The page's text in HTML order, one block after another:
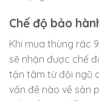
Chế độ bảo
Khi mua thùng rác
sẽ nhận được chế
tận tâm từ đội ngũ
vấn đề nào về sản